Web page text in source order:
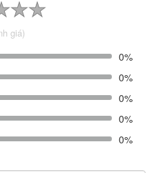
giá)
0%
0%
0%
0%
0%